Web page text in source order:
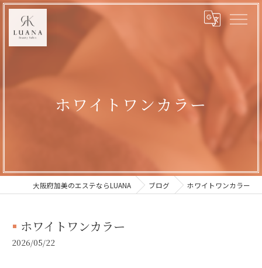
ホワイトワンカラー
大阪府加美のエステならLUANA ブログ ホワイトワンカラー
ホワイトワンカラー
2026/05/22